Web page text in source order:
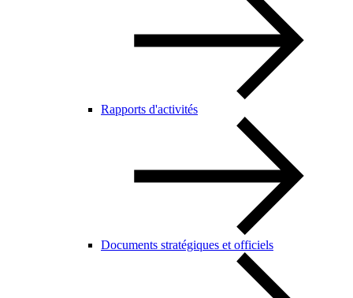
Rapports d'activités
Documents stratégiques et officiels